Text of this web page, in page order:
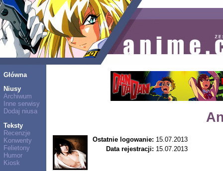
Główna
Niusy
Archiwum
Inne serwisy
Dodaj niusa
Teksty
Recenzje
Konwenty
Felietony
Humor
Kiosk
Ostatnie logowanie: 15.07.2013
Data rejestracji: 15.07.2013